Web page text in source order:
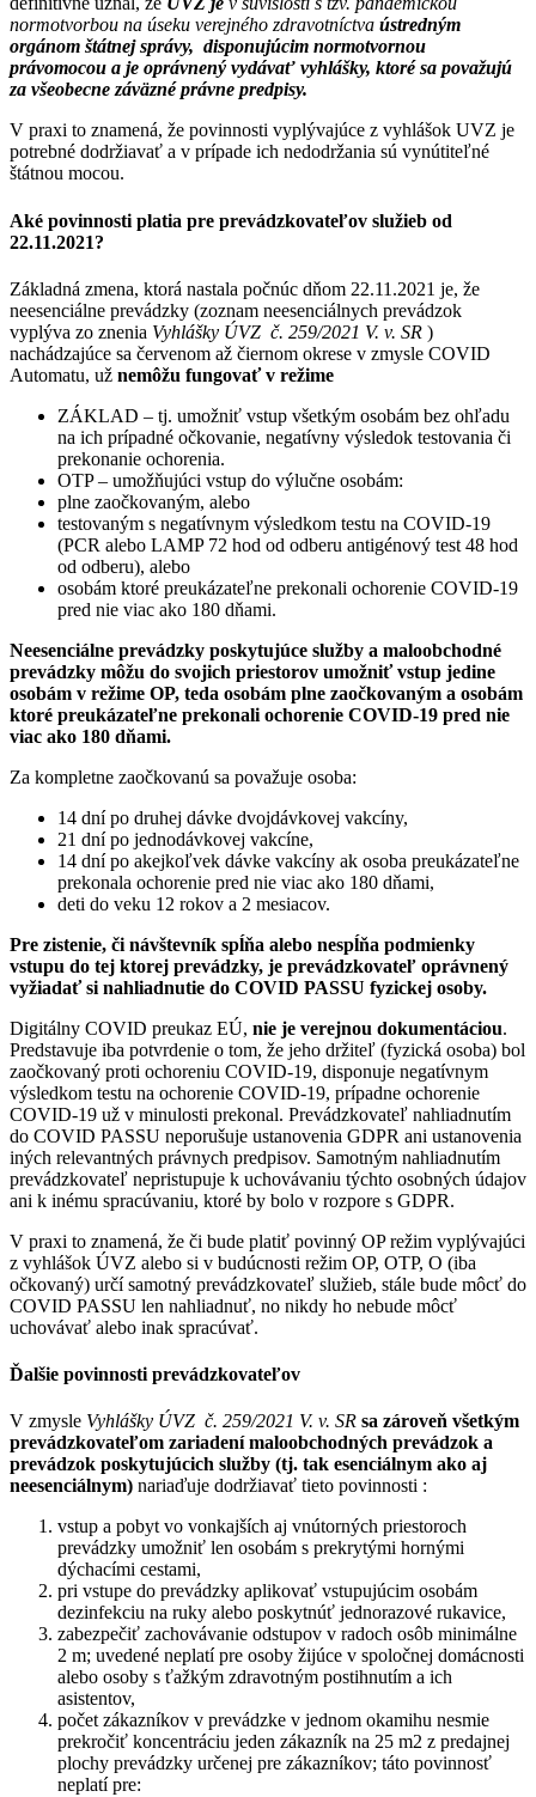
normotvorbou na úseku verejného zdravotníctva ústredným
orgánom štátnej správy, disponujúcim normotvornou
právomocou a je oprávnený vydávať vyhlášky, ktoré sa považujú
za všeobecne záväzné právne predpisy.
V praxi to znamená, že povinnosti vyplývajúce z vyhlášok UVZ je
potrebné dodržiavať a v prípade ich nedodržania sú vynútiteľné
štátnou mocou.
Aké povinnosti platia pre prevádzkovateľov služieb od
22.11.2021?
Základná zmena, ktorá nastala počnúc dňom 22.11.2021 je, že
neesenciálne prevádzky (zoznam neesenciálnych prevádzok
vyplýva zo znenia Vyhlášky ÚVZ č. 259/2021 V. v. SR )
nachádzajúce sa červenom až čiernom okrese v zmysle COVID
Automatu, už nemôžu fungovať v režime
ZÁKLAD – tj. umožniť vstup všetkým osobám bez ohľadu
na ich prípadné očkovanie, negatívny výsledok testovania či
prekonanie ochorenia.
OTP – umožňujúci vstup do výlučne osobám:
plne zaočkovaným, alebo
testovaným s negatívnym výsledkom testu na COVID-19
(PCR alebo LAMP 72 hod od odberu antigénový test 48 hod
od odberu), alebo
osobám ktoré preukázateľne prekonali ochorenie COVID-19
pred nie viac ako 180 dňami.
Neesenciálne prevádzky poskytujúce služby a maloobchodné
prevádzky môžu do svojich priestorov umožniť vstup jedine
osobám v režime OP, teda osobám plne zaočkovaným a osobám
ktoré preukázateľne prekonali ochorenie COVID-19 pred nie
viac ako 180 dňami.
Za kompletne zaočkovanú sa považuje osoba:
14 dní po druhej dávke dvojdávkovej vakcíny,
21 dní po jednodávkovej vakcíne,
14 dní po akejkoľvek dávke vakcíny ak osoba preukázateľne
prekonala ochorenie pred nie viac ako 180 dňami,
deti do veku 12 rokov a 2 mesiacov.
Pre zistenie, či návštevník spĺňa alebo nespĺňa podmienky
vstupu do tej ktorej prevádzky, je prevádzkovateľ oprávnený
vyžiadať si nahliadnutie do COVID PASSU fyzickej osoby.
Digitálny COVID preukaz EÚ, nie je verejnou dokumentáciou.
Predstavuje iba potvrdenie o tom, že jeho držiteľ (fyzická osoba) bol
zaočkovaný proti ochoreniu COVID-19, disponuje negatívnym
výsledkom testu na ochorenie COVID-19, prípadne ochorenie
COVID-19 už v minulosti prekonal. Prevádzkovateľ nahliadnutím
do COVID PASSU neporušuje ustanovenia GDPR ani ustanovenia
iných relevantných právnych predpisov. Samotným nahliadnutím
prevádzkovateľ nepristupuje k uchovávaniu týchto osobných údajov
ani k inému spracúvaniu, ktoré by bolo v rozpore s GDPR.
V praxi to znamená, že či bude platiť povinný OP režim vyplývajúci
z vyhlášok ÚVZ alebo si v budúcnosti režim OP, OTP, O (iba
očkovaný) určí samotný prevádzkovateľ služieb, stále bude môcť do
COVID PASSU len nahliadnuť, no nikdy ho nebude môcť
uchovávať alebo inak spracúvať.
Ďalšie povinnosti prevádzkovateľov
V zmysle Vyhlášky ÚVZ č. 259/2021 V. v. SR sa zároveň všetkým
prevádzkovateľom zariadení maloobchodných prevádzok a
prevádzok poskytujúcich služby (tj. tak esenciálnym ako aj
neesenciálnym) nariaďuje dodržiavať tieto povinnosti :
vstup a pobyt vo vonkajších aj vnútorných priestoroch
prevádzky umožniť len osobám s prekrytými hornými
dýchacími cestami,
pri vstupe do prevádzky aplikovať vstupujúcim osobám
dezinfekciu na ruky alebo poskytnúť jednorazové rukavice,
zabezpečiť zachovávanie odstupov v radoch osôb minimálne
2 m; uvedené neplatí pre osoby žijúce v spoločnej domácnosti
alebo osoby s ťažkým zdravotným postihnutím a ich
asistentov,
počet zákazníkov v prevádzke v jednom okamihu nesmie
prekročiť koncentráciu jeden zákazník na 25 m2 z predajnej
plochy prevádzky určenej pre zákazníkov; táto povinnosť
neplatí pre: